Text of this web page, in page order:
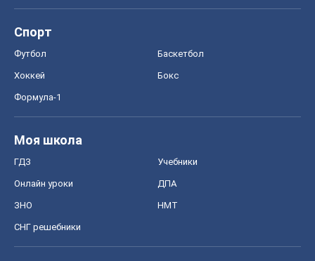
Спорт
Футбол Баскетбол
Хоккей Бокс
Формула-1
Моя школа
ГДЗ Учебники
Онлайн уроки ДПА
ЗНО НМТ
СНГ решебники